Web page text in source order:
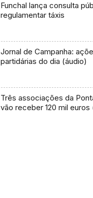
Funchal lança consulta
regulamentar táxis
Jornal de Campanha:
partidárias do dia (áudio)
Três associações da
vão receber 120 mil euros